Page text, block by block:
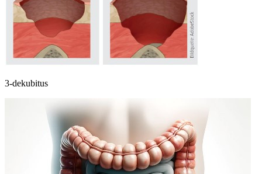
3-dekubitus